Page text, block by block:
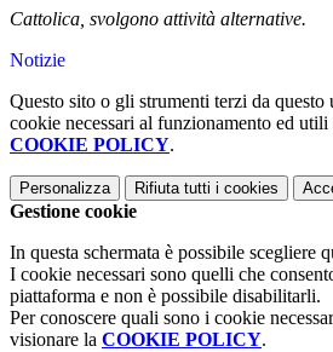
Cattolica, svolgono attività alternative.
Notizie
Questo sito o gli strumenti terzi da
cookie necessari al funzionamento ed
COOKIE POLICY.
Personalizza Rifiuta tutti i cookies
Gestione cookie
In questa schermata è possibile scegliere
I cookie necessari sono quelli che
piattaforma e non è possibile disabilitarli.
Per conoscere quali sono i cookie
visionare la COOKIE POLICY.